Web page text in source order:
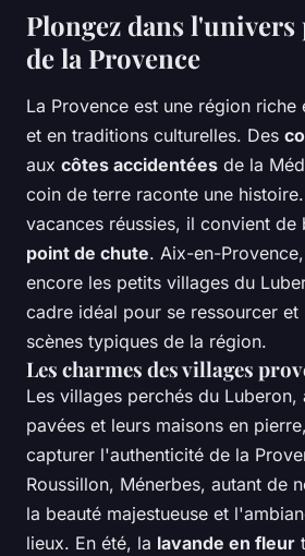
Plongez dans
de la Provence
La Provence est une région riche
et en traditions culturelles. Des
aux côtes accidentées de la
coin de terre raconte une
vacances réussies, il convient
point de chute. Aix-en-
encore les petits villages du
cadre idéal pour se ressourcer
scènes typiques de la région.
Les charmes des villages
Les villages perchés du Luberon,
pavées et leurs maisons en
capturer l'authenticité de la
Roussillon, Ménerbes, autant de
la beauté majestueuse et
lieux. En été, la lavande en fleur